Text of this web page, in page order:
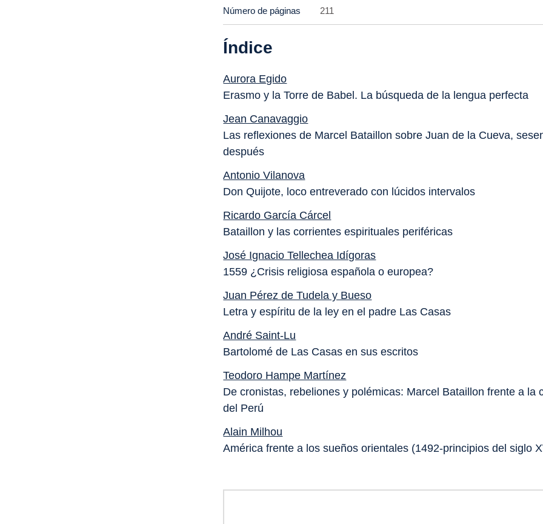
Número de páginas 211
Índice
Aurora Egido
Erasmo y la Torre de Babel. La búsqueda de la lengua perfecta
Jean Canavaggio
Las reflexiones de Marcel Bataillon sobre Juan de la Cueva,
después
Antonio Vilanova
Don Quijote, loco entreverado con lúcidos intervalos
Ricardo García Cárcel
Bataillon y las corrientes espirituales periféricas
José Ignacio Tellechea Idígoras
1559 ¿Crisis religiosa española o europea?
Juan Pérez de Tudela y Bueso
Letra y espíritu de la ley en el padre Las Casas
André Saint-Lu
Bartolomé de Las Casas en sus escritos
Teodoro Hampe Martínez
De cronistas, rebeliones y polémicas: Marcel Bataillon frente a la
del Perú
Alain Milhou
América frente a los sueños orientales (1492-principios del siglo